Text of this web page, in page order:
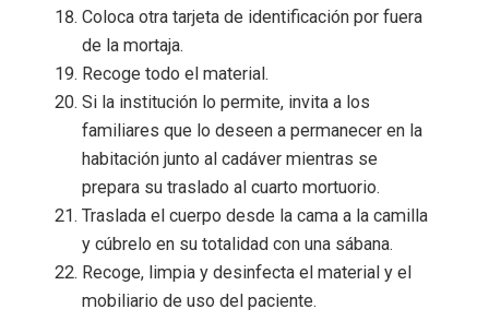
Coloca otra tarjeta de identificación por fuera
de la mortaja.
Recoge todo el material.
Si la institución lo permite, invita a los
familiares que lo deseen a permanecer en la
habitación junto al cadáver mientras se
prepara su traslado al cuarto mortuorio.
Traslada el cuerpo desde la cama a la camilla
y cúbrelo en su totalidad con una sábana.
Recoge, limpia y desinfecta el material y el
mobiliario de uso del paciente.